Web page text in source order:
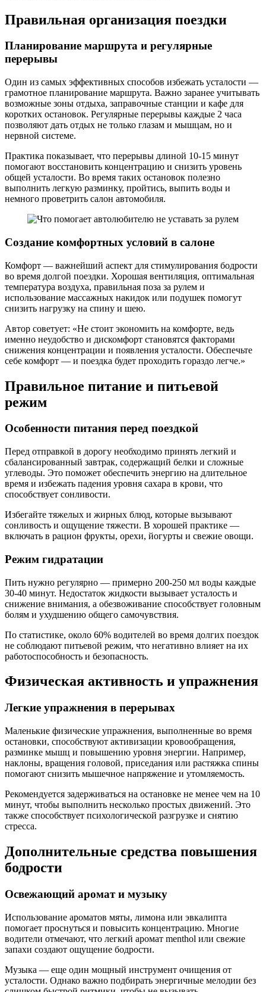
Правильная организация поездки
Планирование маршрута и регулярные
перерывы
Один из самых эффективных способов избежать усталости —
грамотное планирование маршрута. Важно заранее учитывать
возможные зоны отдыха, заправочные станции и кафе для
коротких остановок. Регулярные перерывы каждые 2 часа
позволяют дать отдых не только глазам и мышцам, но и
нервной системе.
Практика показывает, что перерывы длиной 10-15 минут
помогают восстановить концентрацию и снизить уровень
общей усталости. Во время таких остановок полезно
выполнить легкую разминку, пройтись, выпить воды и
немного проветрить салон автомобиля.
Создание комфортных условий в салоне
Комфорт — важнейший аспект для стимулирования бодрости
во время долгой поездки. Хорошая вентиляция, оптимальная
температура воздуха, правильная поза за рулем и
использование массажных накидок или подушек помогут
снизить нагрузку на спину и шею.
Автор советует: «Не стоит экономить на комфорте, ведь
именно неудобство и дискомфорт становятся факторами
снижения концентрации и появления усталости. Обеспечьте
себе комфорт — и поездка будет проходить гораздо легче.»
Правильное питание и питьевой
режим
Особенности питания перед поездкой
Перед отправкой в дорогу необходимо принять легкий и
сбалансированный завтрак, содержащий белки и сложные
углеводы. Это поможет обеспечить энергию на длительное
время и избежать падения уровня сахара в крови, что
способствует сонливости.
Избегайте тяжелых и жирных блюд, которые вызывают
сонливость и ощущение тяжести. В хорошей практике —
включать в рацион фрукты, орехи, йогурты и свежие овощи.
Режим гидратации
Пить нужно регулярно — примерно 200-250 мл воды каждые
30-40 минут. Недостаток жидкости вызывает усталость и
снижение внимания, а обезвоживание способствует головным
болям и ухудшению общего самочувствия.
По статистике, около 60% водителей во время долгих поездок
не соблюдают питьевой режим, что негативно влияет на их
работоспособность и безопасность.
Физическая активность и упражнения
Легкие упражнения в перерывах
Маленькие физические упражнения, выполненные во время
остановки, способствуют активизации кровообращения,
разминке мышц и повышению уровня энергии. Например,
наклоны, вращения головой, приседания или растяжка спины
помогают снизить мышечное напряжение и утомляемость.
Рекомендуется задерживаться на остановке не менее чем на 10
минут, чтобы выполнить несколько простых движений. Это
также способствует психологической разгрузке и снятию
стресса.
Дополнительные средства повышения
бодрости
Освежающий аромат и музыку
Использование ароматов мяты, лимона или эвкалипта
помогает проснуться и повысить концентрацию. Многие
водители отмечают, что легкий аромат menthol или свежие
запахи создают ощущение бодрости.
Музыка — еще один мощный инструмент очищения от
усталости. Однако важно подбирать энергичные мелодии без